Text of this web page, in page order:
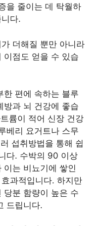
을 줄이는 데 탁월하
다.
더해질 뿐만 아니라
이점도 얻을 수 있습
한 편에 속하는 블루
방과 뇌 건강에 좋습
륨이 적어 신장 건강
베리 요거트나 스무
섭취방법을 통해 쉽
다. 수박의 90 이상
이는 비뇨기에 쌓인
과적입니다. 하지만
당분 함량이 높은 수
드립니다.